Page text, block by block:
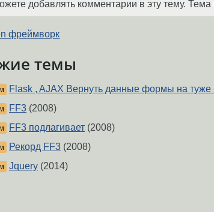
добавлять комментарии в эту тему.
фреймворк
темы
Flask , AJAX Вернуть данные формы на туже
FF3 (2008)
FF3 подлагивает (2008)
Рекорд FF3 (2008)
Jquery (2014)